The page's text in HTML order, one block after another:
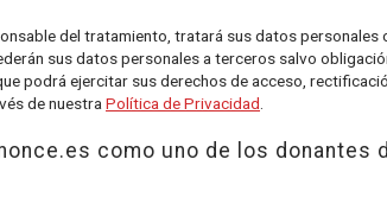
del tratamiento, tratará sus datos personales
sus datos personales a terceros salvo
podrá ejercitar sus derechos de acceso,
de nuestra Política de Privacidad
como uno de los donantes